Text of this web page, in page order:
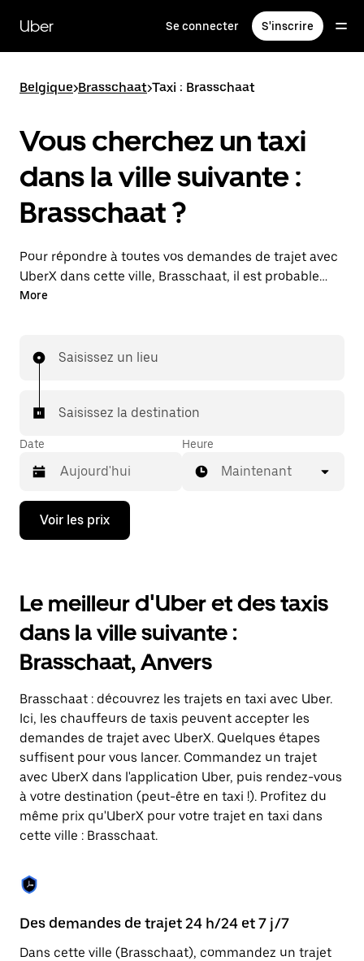
contenu
principal
Uber Se connecter S'inscrire
Belgique>Brasschaat>Taxi : Brasschaat
Vous cherchez un taxi
dans la ville suivante :
Brasschaat ?
Pour répondre à toutes vos demandes de trajet avec
UberX dans cette ville, Brasschaat, il est probable
que nous vous mettions en relation avec un
abordables et de la même disponibilité (24 h/24 et
More
Saisissez un lieu
Saisissez la destination
Date
Appuyez
la
bas
pour
ouvrir
le
calendrier
et
une
date.
Appuyez
sur
la
touche
Échap
pour
fermer
le
Heure
Maintenant
Voir les prix
Le meilleur d'Uber et des taxis
dans la ville suivante :
Brasschaat, Anvers
Brasschaat : découvrez les trajets en taxi avec Uber.
Ici, les chauffeurs de taxis peuvent accepter les
demandes de trajet avec UberX. Quelques étapes
suffisent pour vous lancer. Commandez un trajet
avec UberX dans l'application Uber, puis rendez-vous
à votre destination (peut-être en taxi !). Profitez du
même prix qu'UberX pour votre trajet en taxi dans
cette ville : Brasschaat.
Des demandes de trajet 24 h/24 et 7 j/7
Dans cette ville (Brasschaat), commandez un trajet